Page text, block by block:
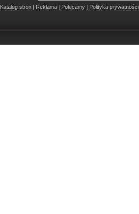
Katalog stron | Reklama | Polecamy | Polityka prywatności